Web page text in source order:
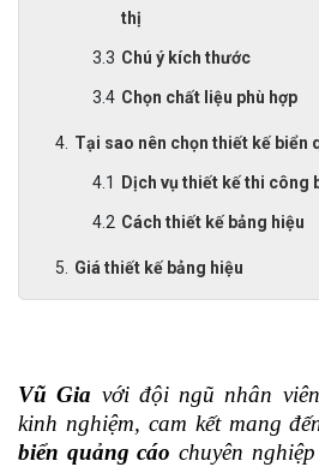
thị
Chú ý kích thước
Chọn chất liệu phù hợp
Tại sao nên chọn thiết kế biển
Dịch vụ thiết kế thi công
Cách thiết kế bảng hiệu
Giá thiết kế bảng hiệu
Vũ Gia với đội ngũ nhân
kinh nghiệm, cam kết mang
biển quảng cáo chuyên